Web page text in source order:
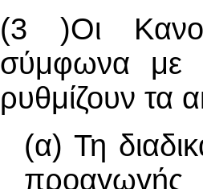
(3 )Οι
σύμφωνα με
ρυθμίζουν τα
(α) Τη